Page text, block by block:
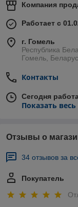
Компания
Работает с
г. Гомель
Республика
Гомель,
Контакты
Сегодня
Показать
Отзывы о
34 отзывов за
Покупатель